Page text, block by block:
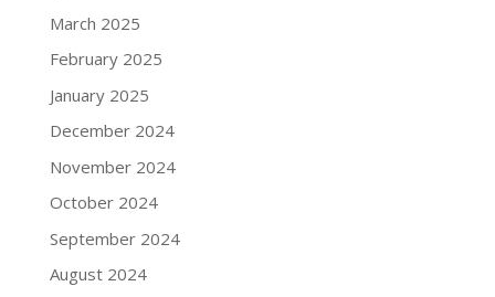
March 2025
February 2025
January 2025
December 2024
November 2024
October 2024
September 2024
August 2024